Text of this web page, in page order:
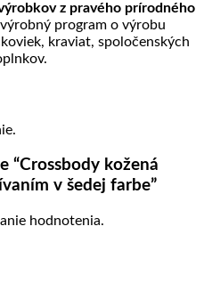
z pravého prírodného
program o výrobu
kraviat, spoločenských
“Crossbody kožená
v šedej farbe”
hodnotenia.